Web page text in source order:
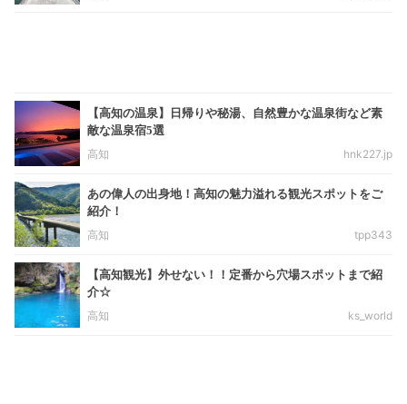
【高知の温泉】日帰りや秘湯、自然豊かな温泉街など素
敵な温泉宿5選
高知
hnk227.jp
あの偉人の出身地！高知の魅力溢れる観光スポットをご
紹介！
高知
tpp343
【高知観光】外せない！！定番から穴場スポットまで紹
介☆
高知
ks_world